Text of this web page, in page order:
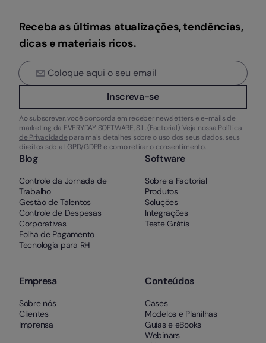
Receba as últimas atualizações, tendências,
dicas e materiais ricos.
Inscreva-se
Ao subscrever, você concorda em receber newsletters e e-mails de
marketing da EVERYDAY SOFTWARE, S.L. (Factorial). Veja nossa Política
de Privacidade para mais detalhes sobre o uso dos seus dados, seus
direitos sob a LGPD/GDPR e como retirar o consentimento.
Blog
Controle da Jornada de
Trabalho
Gestão de Talentos
Controle de Despesas
Corporativas
Folha de Pagamento
Tecnologia para RH
Software
Sobre a Factorial
Produtos
Soluções
Integrações
Teste Grátis
Empresa
Sobre nós
Clientes
Imprensa
Conteúdos
Cases
Modelos e Planilhas
Guias e eBooks
Webinars